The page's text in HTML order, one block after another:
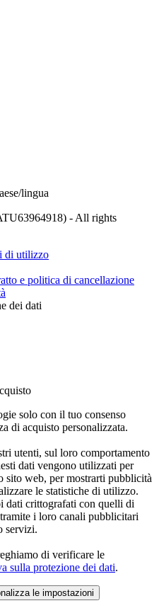
lingua
- All rights
di utilizzo
e politica di cancellazione
dei dati
solo con il tuo consenso
di acquisto personalizzata.
utenti, sul loro comportamento
dati vengono utilizzati per
sito web, per mostrarti pubblicità
le statistiche di utilizzo.
dati crittografati con quelli di
i loro canali pubblicitari
servizi.
di verificare le
sulla protezione dei dati.
le impostazioni